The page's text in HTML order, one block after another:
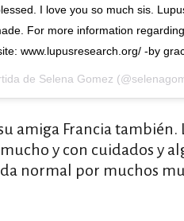
I love you so much sis.
For more information
www.lupusresearch.org/ -by
de Selena Gomez
amiga Francia
y con cuidados y
normal por muchos